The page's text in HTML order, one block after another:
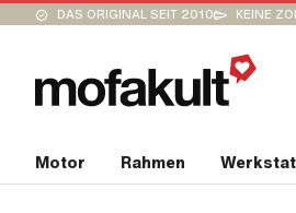
DAS ORIGINAL SEIT 2010 KEINE
Motor Rahmen